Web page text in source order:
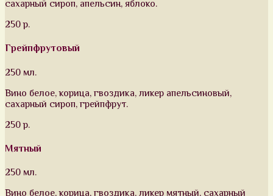
сахарный сироп, апельсин, яблоко.
250 р.
Грейпфрутовый
250 мл.
Вино белое, корица, гвоздика, ликер апельсиновый,
сахарный сироп, грейпфрут.
250 р.
Мятный
250 мл.
Вино белое, корица, гвоздика, ликер мятный, сахарный